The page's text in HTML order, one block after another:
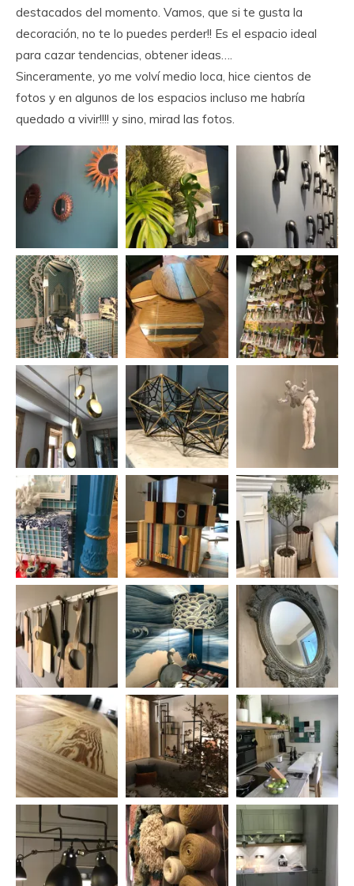
destacados del momento. Vamos, que si te gusta la
decoración, no te lo puedes perder!! Es el espacio ideal
para cazar tendencias, obtener ideas….
Sinceramente, yo me volví medio loca, hice cientos de
fotos y en algunos de los espacios incluso me habría
quedado a vivir!!!! y sino, mirad las fotos.